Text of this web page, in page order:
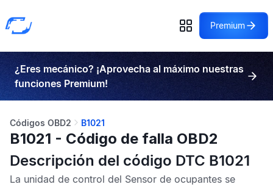
Premium
¿Eres mecánico? ¡Aprovecha al máximo nuestras
funciones Premium!
Códigos OBD2 B1021
B1021 - Código de falla OBD2
Descripción del código DTC B1021
La unidad de control del Sensor de ocupantes se